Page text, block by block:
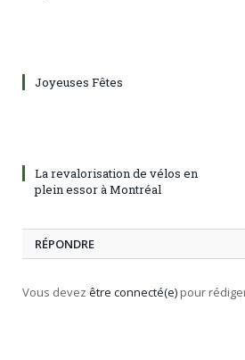
Joyeuses Fêtes
La revalorisation de vélos en
plein essor à Montréal
RÉPONDRE
Vous devez être connecté(e) pour